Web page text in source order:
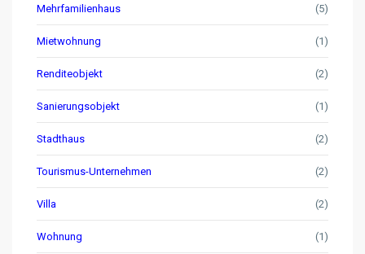
Mehrfamilienhaus (5)
Mietwohnung (1)
Renditeobjekt (2)
Sanierungsobjekt (1)
Stadthaus (2)
Tourismus-Unternehmen (2)
Villa (2)
Wohnung (1)